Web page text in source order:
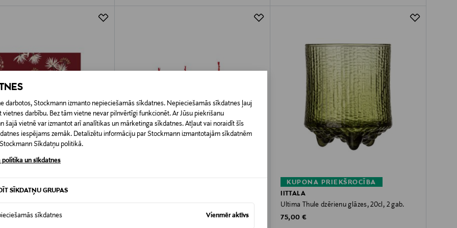
darbotos, Stockmann izmanto nepieciešamās sīkdatnes. Nepieciešamās sīkdatnes ļauj
vietnes darbību. Bez tām vietne nevar pilnvērtīgi funkcionēt. Ar Jūsu piekrišanu
šajā vietnē var izmantot arī analītikas un mārketinga sīkdatnes. Atļaut vai noraidīt šīs
iespējams zemāk. Detalizētu informāciju par Stockmann izmantotajām sīkdatnēm
Sīkdatņu politikā.
politika un sīkdatnes
SĪKDATŅU GRUPAS
sīkdatnes Vienmēr aktīvs
salvetes 33 x 33 cm, 20 gab.
Price
Price
€
Toys Delight Coffee Christmas Ziemassvētku
KUPONA PRIEKŠROCĪBA
IITTALA
Ultima Thule dzērienu glāzes, 20cl, 2 gab.
Original Price
75,00 €